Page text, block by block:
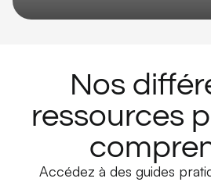
Nos
ressources
Accédez à des guides